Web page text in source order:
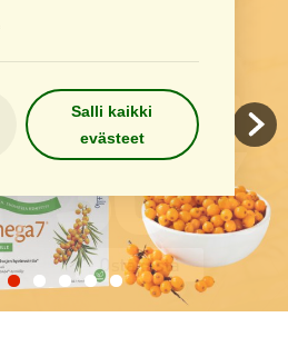
Salli kaikki
evästeet